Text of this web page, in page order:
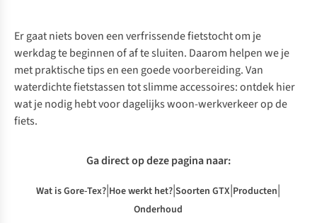
Er gaat niets boven een verfrissende fietstocht om je
werkdag te beginnen of af te sluiten. Daarom helpen we je
met praktische tips en een goede voorbereiding. Van
waterdichte fietstassen tot slimme accessoires: ontdek hier
wat je nodig hebt voor dagelijks woon-werkverkeer op de
fiets.
Ga direct op deze pagina naar:
Wat is Gore-Tex?|Hoe werkt het?|Soorten GTX|Producten|
Onderhoud